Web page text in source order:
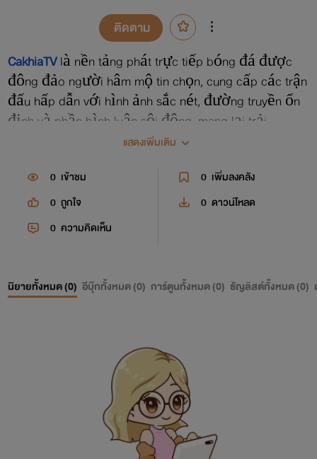
ติดตาม
CakhiaTVlà nền tảng phát trực tiếp bóng đá được
đông đảo người hâm mộ tin chọn, cung cấp các trận
đấu hấp dẫn với hình ảnh sắc nét, đường truyền ổn
định và phần bình luận sôi động, mang lại trải
nghiệm xem bóng đá trực tuyến mượt mà trên nhiều
tảng đã không ngừng được tối ưu về công nghệ và
trải nghiệm người dùng. Truy cập ngay tại:
https://cakhiaz.info/
แสดงเพิ่มเติม
0 เข้าชม 0 เพิ่มลงคลัง
0 ถูกใจ 0 ดาวน์โหลด
0 ความคิดเห็น
นิยายทั้งหมด (0) อีบุ๊กทั้งหมด (0) การ์ตูนทั้งหมด (0) ธัญลิสต์ทั้งหมด (0)